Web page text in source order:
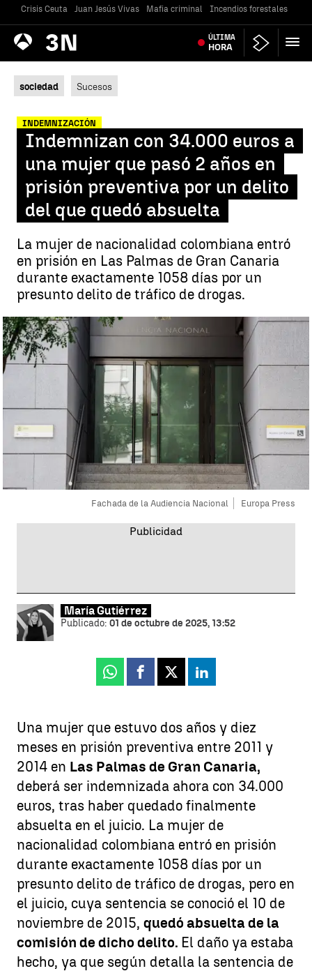
Crisis Ceuta Juan Jesús Vivas Mafia criminal Incendios forestales
Antena
3 Noticias ÚLTIMA
HORA
sociedad Sucesos
INDEMNIZACIÓN
Indemnizan con 34.000 euros a
una mujer que pasó 2 años en
prisión preventiva por un delito
del que quedó absuelta
La mujer de nacionalidad colombiana entró
en prisión en Las Palmas de Gran Canaria
durante exactamente 1058 días por un
presunto delito de tráfico de drogas.
Fachada de la Audiencia Nacional Europa Press
María Gutiérrez
Publicado: 01 de octubre de 2025, 13:52
Whatsapp
Facebook
X Linkedin
Una mujer que estuvo dos años y diez
meses en prisión preventiva entre 2011 y
2014 en Las Palmas de Gran Canaria,
deberá ser indemnizada ahora con 34.000
euros, tras haber quedado finalmente
absuelta en el juicio. La mujer de
nacionalidad colombiana entró en prisión
durante exactamente 1058 días por un
presunto delito de tráfico de drogas, pero en
el juicio, cuya sentencia se conoció el 10 de
noviembre de 2015, quedó absuelta de la
comisión de dicho delito. El daño ya estaba
hecho, ya que según detalla la sentencia de